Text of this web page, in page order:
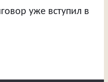
уже вступил в